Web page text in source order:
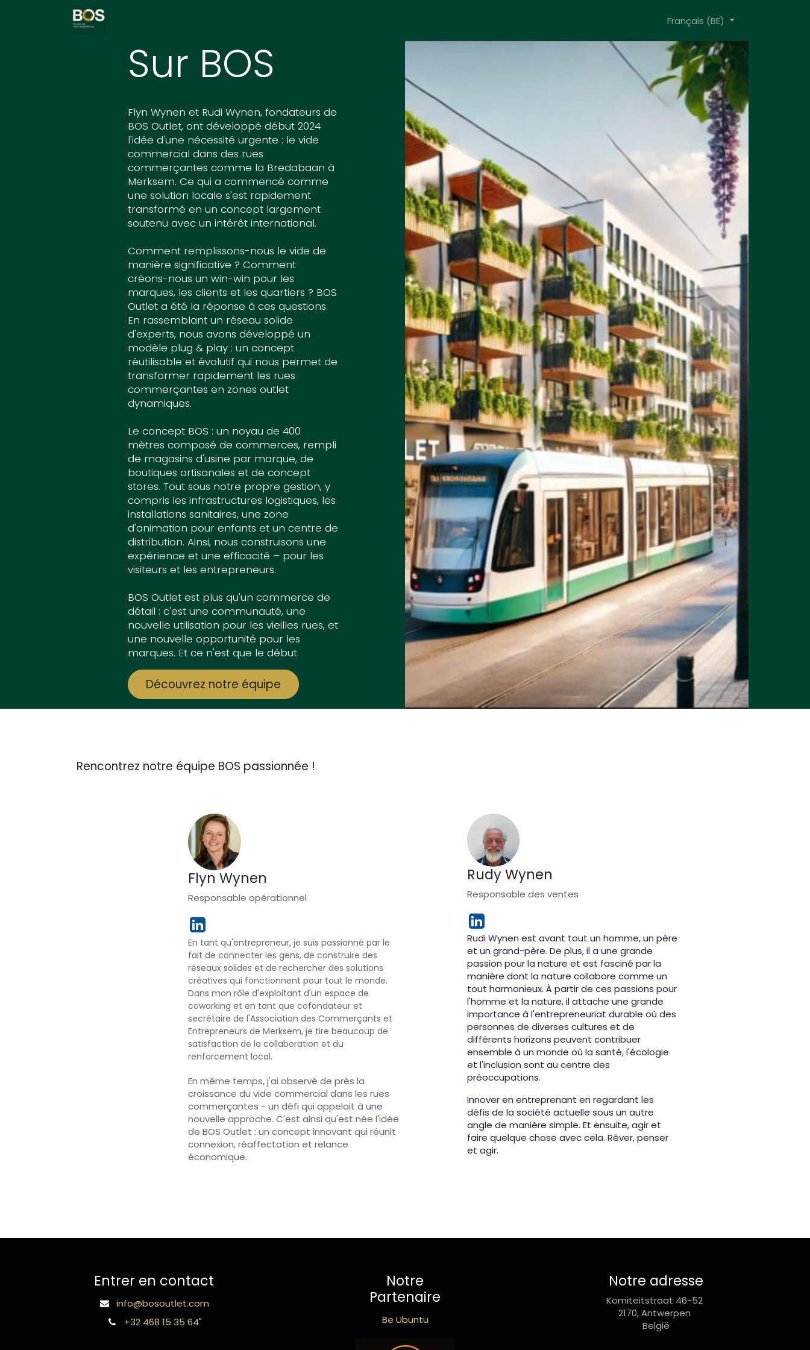
Se rendre au contenu
Français (BE)
Sur BOS
Flyn Wynen et Rudi Wynen, fondateurs de
BOS Outlet, ont développé début 2024
l'idée d'une nécessité urgente : le vide
commercial dans des rues
commerçantes comme la Bredabaan à
Merksem. Ce qui a commencé comme
une solution locale s'est rapidement
transformé en un concept largement
soutenu avec un intérêt international.
Comment remplissons-nous le vide de
manière significative ? Comment
créons-nous un win-win pour les
marques, les clients et les quartiers ? BOS
Outlet a été la réponse à ces questions.
En rassemblant un réseau solide
d'experts, nous avons développé un
modèle plug & play : un concept
réutilisable et évolutif qui nous permet de
transformer rapidement les rues
commerçantes en zones outlet
dynamiques.
Le concept BOS : un noyau de 400
mètres composé de commerces, rempli
de magasins d'usine par marque, de
boutiques artisanales et de concept
stores. Tout sous notre propre gestion, y
compris les infrastructures logistiques, les
installations sanitaires, une zone
d'animation pour enfants et un centre de
distribution. Ainsi, nous construisons une
expérience et une efficacité – pour les
visiteurs et les entrepreneurs.
BOS Outlet est plus qu'un commerce de
détail : c'est une communauté, une
nouvelle utilisation pour les vieilles rues, et
une nouvelle opportunité pour les
marques. Et ce n'est que le début.
Découvrez notre équipe
Rencontrez notre équipe BOS passionnée !
Rudy Wynen
Responsable des ventes
Rudi Wynen est avant tout un homme, un père
et un grand-père. De plus, il a une grande
passion pour la nature et est fasciné par la
manière dont la nature collabore comme un
tout harmonieux. À partir de ces passions pour
l'homme et la nature, il attache une grande
importance à l'entrepreneuriat durable où des
personnes de diverses cultures et de
différents horizons peuvent contribuer
ensemble à un monde où la santé, l'écologie
et l'inclusion sont au centre des
préoccupations.
Innover en entreprenant en regardant les
défis de la société actuelle sous un autre
angle de manière simple. Et ensuite, agir et
faire quelque chose avec cela. Rêver, penser
et agir.
Flyn Wynen
Responsable opérationnel
En tant qu'entrepreneur, je suis passionné par le
fait de connecter les gens, de construire des
réseaux solides et de rechercher des solutions
créatives qui fonctionnent pour tout le monde.
Dans mon rôle d'exploitant d'un espace de
coworking et en tant que cofondateur et
secrétaire de l'Association des Commerçants et
Entrepreneurs de Merksem, je tire beaucoup de
satisfaction de la collaboration et du
renforcement local.
En même temps, j'ai observé de près la
croissance du vide commercial dans les rues
commerçantes - un défi qui appelait à une
nouvelle approche. C'est ainsi qu'est née l'idée
de BOS Outlet : un concept innovant qui réunit
connexion, réaffectation et relance
économique.
Entrer en contact
info@bosoutlet.com
+32 468 15 35 64"
Notre adresse
Komiteitstraat 46-52
2170, Antwerpen
België
Notre
Partenaire
Be Ubuntu